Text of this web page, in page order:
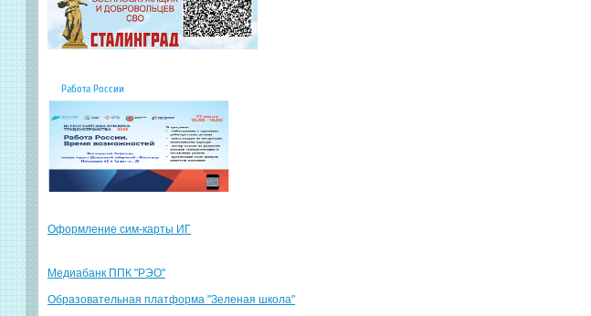
Работа России
Оформление сим-карты ИГ
Медиабанк ППК "РЭО"
Образовательная платформа "Зеленая школа"